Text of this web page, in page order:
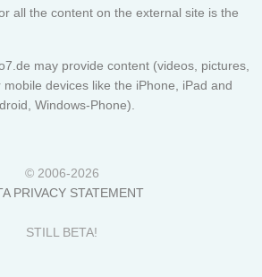
all the content on the external site is the
may provide content (videos, pictures,
devices like the iPhone, iPad and
Windows-Phone).
© 2006-2026
PRIVACY STATEMENT
STILL BETA!